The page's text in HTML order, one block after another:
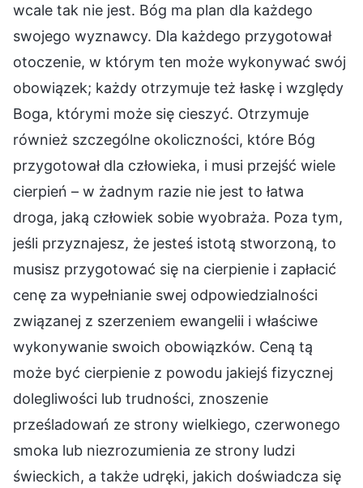
wcale tak nie jest. Bóg ma plan dla każdego
swojego wyznawcy. Dla każdego przygotował
otoczenie, w którym ten może wykonywać swój
obowiązek; każdy otrzymuje też łaskę i względy
Boga, którymi może się cieszyć. Otrzymuje
również szczególne okoliczności, które Bóg
przygotował dla człowieka, i musi przejść wiele
cierpień – w żadnym razie nie jest to łatwa
droga, jaką człowiek sobie wyobraża. Poza tym,
jeśli przyznajesz, że jesteś istotą stworzoną, to
musisz przygotować się na cierpienie i zapłacić
cenę za wypełnianie swej odpowiedzialności
związanej z szerzeniem ewangelii i właściwe
wykonywanie swoich obowiązków. Ceną tą
może być cierpienie z powodu jakiejś fizycznej
dolegliwości lub trudności, znoszenie
prześladowań ze strony wielkiego, czerwonego
smoka lub niezrozumienia ze strony ludzi
świeckich, a także udręki, jakich doświadcza się